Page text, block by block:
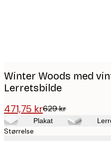
Winter Woods med
Lerretsbilde
471,75 kr629 kr
Plakat
Størrelse